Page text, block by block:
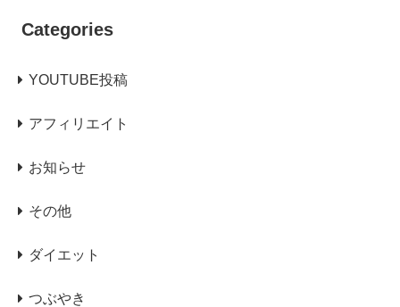
Categories
YOUTUBE投稿
アフィリエイト
お知らせ
その他
ダイエット
つぶやき